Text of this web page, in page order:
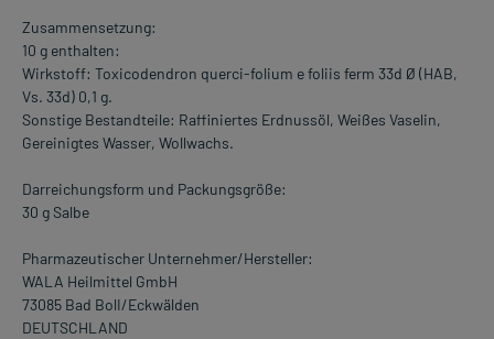
Zusammensetzung:
10 g enthalten:
Wirkstoff: Toxicodendron querci-folium e foliis ferm 33d Ø (HAB,
Vs. 33d) 0,1 g.
Sonstige Bestandteile: Raffiniertes Erdnussöl, Weißes Vaselin,
Gereinigtes Wasser, Wollwachs.
Darreichungsform und Packungsgröße:
30 g Salbe
Pharmazeutischer Unternehmer/Hersteller:
WALA Heilmittel GmbH
73085 Bad BolI/Eckwälden
DEUTSCHLAND